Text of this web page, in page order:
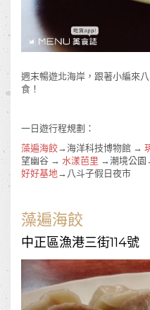
週末暢遊北海岸，跟著小編來
食！
一日遊行程規劃：
藻遍海餃→海洋科技博物館 →
望幽谷 → 水漾芭里 →潮境公
好好基地→八斗子假日夜市
藻遍海餃
中正區漁港三街114號